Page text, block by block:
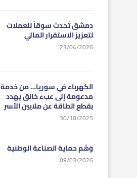
دمشق تُحدث سوقاً للعملات
لتعزيز الاستقرار المالي
23/04/2026
الكهرباء في سوريا… من خدمة
مدعومة إلى عبء خانق يهدد
بقطع الطاقة عن ملايين الأسر
30/10/2025
وَهْم حماية الصناعة الوطنية
09/03/2026